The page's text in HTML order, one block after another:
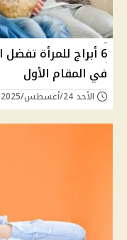
6 أبراج للمرأة
في المقام الأول
الأحد 24/أغسطس/2025 - 02:00 ص